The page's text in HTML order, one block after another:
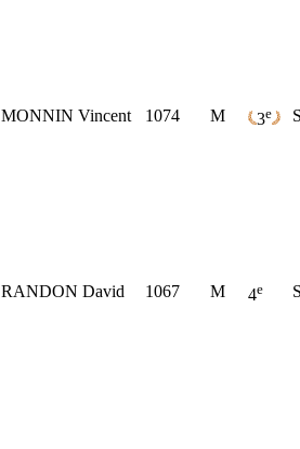
MONNIN Vincent 1074 M 3e
RANDON David 1067 M 4e